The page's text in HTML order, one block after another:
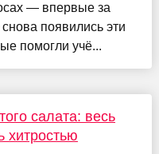
— впервые за
появились эти
помогли учё...
салата: весь
хитростью